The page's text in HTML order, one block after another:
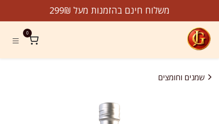
משלוח חינם בהזמנות מעל 299₪
0
שמנים וחומצים